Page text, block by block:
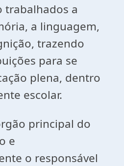
trabalhados a
a linguagem,
trazendo
para se
plena, dentro
escolar.
principal do
e
o responsável